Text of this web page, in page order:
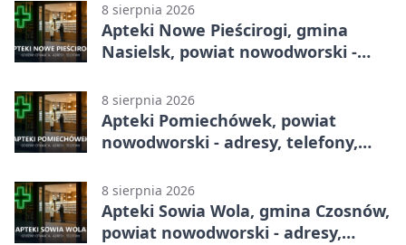
8 sierpnia 2026
Apteki Nowe Pieścirogi, gmina
Nasielsk, powiat nowodworski -
8 sierpnia 2026
Apteki Pomiechówek, powiat
nowodworski - adresy, telefony,
8 sierpnia 2026
Apteki Sowia Wola, gmina Czosnów,
powiat nowodworski - adresy,